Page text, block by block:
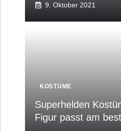
9. Oktober 2021
KOSTÜME
Superhelden
Figur passt am